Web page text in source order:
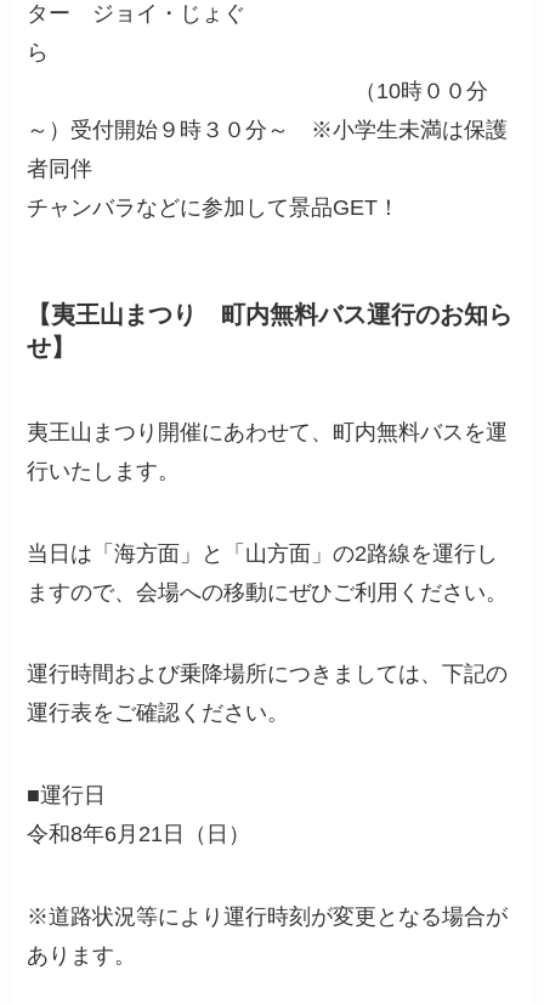
ター ジョイ・じょぐ
ら
（10時００分
～）受付開始９時３０分～ ※小学生未満は保護
者同伴
チャンバラなどに参加して景品GET！
【夷王山まつり 町内無料バス運行のお知ら
せ】
夷王山まつり開催にあわせて、町内無料バスを運
行いたします。
当日は「海方面」と「山方面」の2路線を運行し
ますので、会場への移動にぜひご利用ください。
運行時間および乗降場所につきましては、下記の
運行表をご確認ください。
■運行日
令和8年6月21日（日）
※道路状況等により運行時刻が変更となる場合が
あります。